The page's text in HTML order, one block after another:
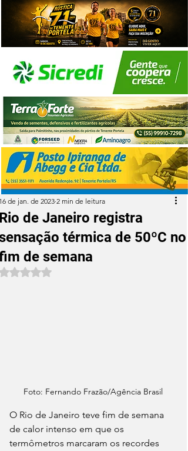
de Janeiro registra
térmica de 50ºC no
de semana
de jan. de 2023 2 min de leitura
Avaliado com NaN de 5 estrelas.
Foto: Fernando Frazão/Agência Brasil
O Rio de Janeiro teve fim de semana
de calor intenso em que os
termômetros marcaram os recordes